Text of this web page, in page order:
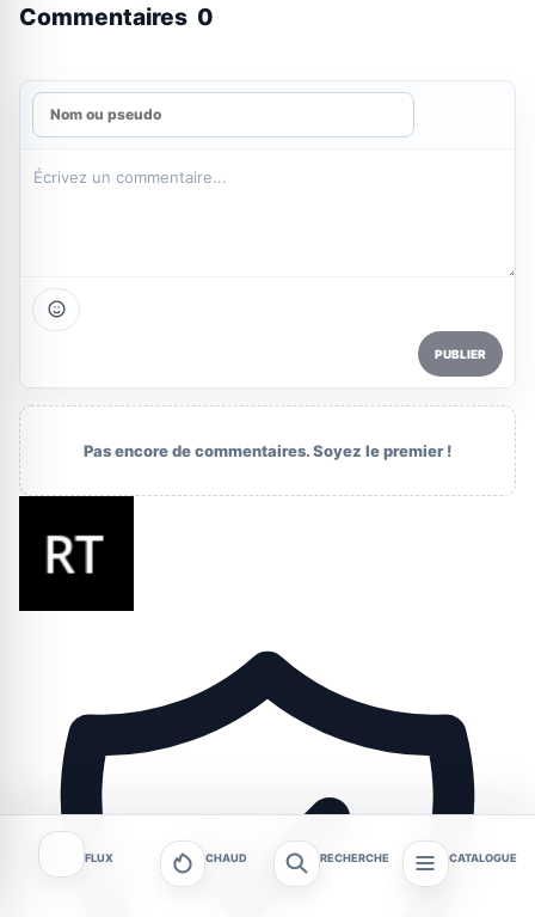
Commentaires 0
PUBLIER
Pas encore de commentaires. Soyez le premier !
FLUX CHAUD RECHERCHE CATALOGUE